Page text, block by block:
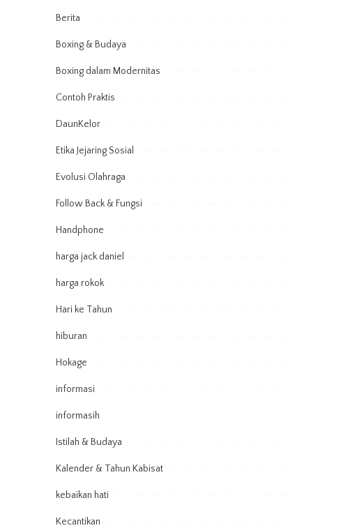
Berita
Boxing & Budaya
Boxing dalam Modernitas
Contoh Praktis
DaunKelor
Etika Jejaring Sosial
Evolusi Olahraga
Follow Back & Fungsi
Handphone
harga jack daniel
harga rokok
Hari ke Tahun
hiburan
Hokage
informasi
informasih
Istilah & Budaya
Kalender & Tahun Kabisat
kebaikan hati
Kecantikan